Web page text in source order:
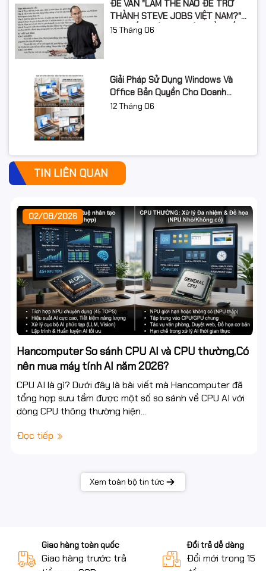
ĐỀ VĂN "LÀM THẾ NÀO ĐỂ TRỞ
THÀNH STEVE JOBS VIỆT NAM?"
GÂY SỐT: ƯỚC MƠ LỚN CẦN BẮT
15 Tháng 06
Giải Pháp Sử Dụng Windows Và
Office Bản Quyền Cho Doanh
Nghiệp Năm 2026
12 Tháng 06
TIN LIÊN QUAN
02/08/2026
Hancomputer So sánh CPU AI và CPU thường,Có
nên mua máy tính AI năm 2026?
CPU AI là gì? Dưới đây là bài viết mà Hancomputer đã
tổng hợp sưu tầm được một số so sánh về CPU AI với
dòng CPU thông thường hiện...
Đọc tiếp
Xem toàn bộ tin tức
Giao hàng toàn quốc
Giao hàng trước trả
Đổi trả dễ dàng
Đổi mới trong 15